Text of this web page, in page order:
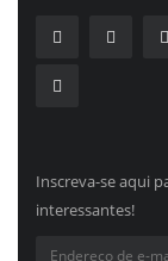
Inscreva-se aqui
interessantes!